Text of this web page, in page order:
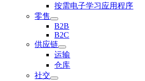
按需电子学习应用程序
零售
B2B
B2C
供应链
运输
仓库
社交